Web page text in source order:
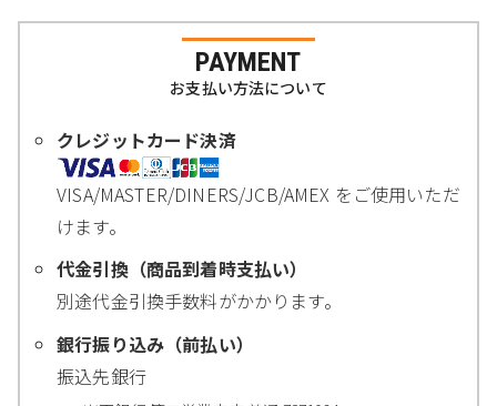
PAYMENT
お支払い方法について
クレジットカード決済
VISA/MASTER/DINERS/JCB/AMEX をご使用いただ
けます。
代金引換（商品到着時支払い）
別途代金引換手数料がかかります。
銀行振り込み（前払い）
振込先銀行